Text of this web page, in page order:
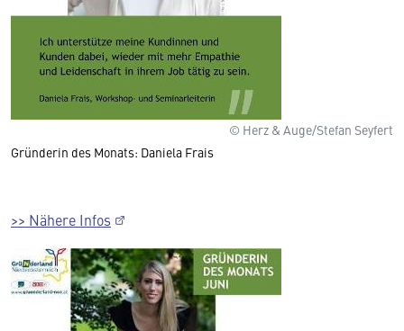
© Herz & Auge/Stefan Seyfert
Gründerin des Monats: Daniela Frais
>> Nähere Infos